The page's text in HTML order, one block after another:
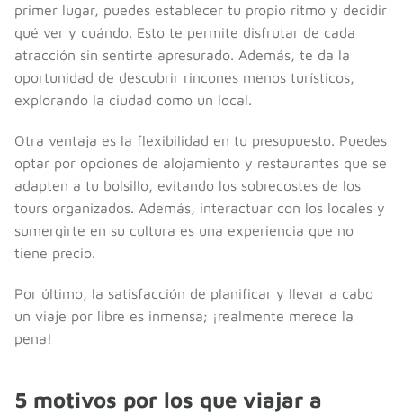
primer lugar, puedes establecer tu propio ritmo y decidir
qué ver y cuándo. Esto te permite disfrutar de cada
atracción sin sentirte apresurado. Además, te da la
oportunidad de descubrir rincones menos turísticos,
explorando la ciudad como un local.
Otra ventaja es la flexibilidad en tu presupuesto. Puedes
optar por opciones de alojamiento y restaurantes que se
adapten a tu bolsillo, evitando los sobrecostes de los
tours organizados. Además, interactuar con los locales y
sumergirte en su cultura es una experiencia que no
tiene precio.
Por último, la satisfacción de planificar y llevar a cabo
un viaje por libre es inmensa; ¡realmente merece la
pena!
5 motivos por los que viajar a